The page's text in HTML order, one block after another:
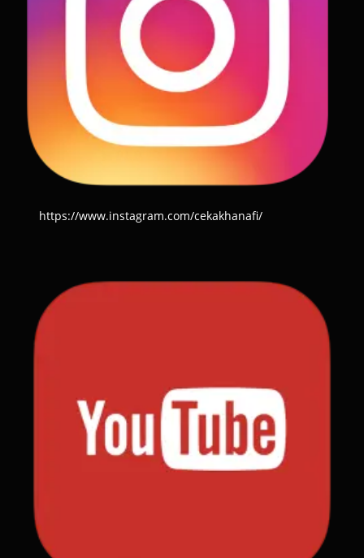
https://www.instagram.com/cekakhanafi/